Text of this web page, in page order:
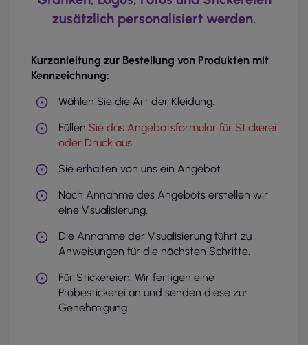
zusätzlich personalisiert werden.
Kurzanleitung zur Bestellung von Produkten mit
Kennzeichnung:
Wählen Sie die Art der Kleidung.
Füllen Sie das Angebotsformular für Stickerei
oder Druck aus.
Sie erhalten von uns ein Angebot.
Nach Annahme des Angebots erstellen wir
eine Visualisierung.
Die Annahme der Visualisierung führt zu
Anweisungen für die nächsten Schritte.
Für Stickereien: Wir fertigen eine
Probestickerei an und senden diese zur
Genehmigung.